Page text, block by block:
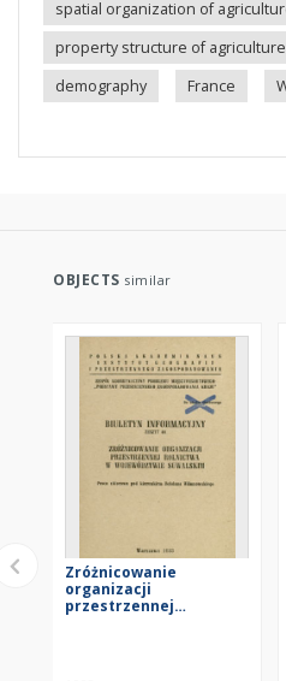
spatial organization of
property structure of agriculture
demography
France
OBJECTS similar
Zróżnicowanie
organizacji
przestrzennej